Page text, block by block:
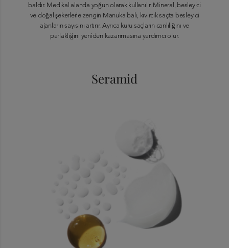
baldır. Medikal alanda yoğun olarak kullanılır. Mineral, besleyici
ve doğal şekerlerle zengin Manuka balı, kıvırcık saçta besleyici
ajanların sayısını artırır. Ayrıca kuru saçların canlılığını ve
parlaklığını yeniden kazanmasına yardımcı olur.
Seramid